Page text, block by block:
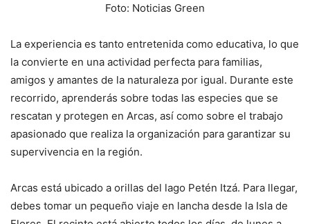
Foto: Noticias Green
La experiencia es tanto entretenida como educativa, lo que
la convierte en una actividad perfecta para familias,
amigos y amantes de la naturaleza por igual. Durante este
recorrido, aprenderás sobre todas las especies que se
rescatan y protegen en Arcas, así como sobre el trabajo
apasionado que realiza la organización para garantizar su
supervivencia en la región.
Arcas está ubicado a orillas del lago Petén Itzá. Para llegar,
debes tomar un pequeño viaje en lancha desde la Isla de